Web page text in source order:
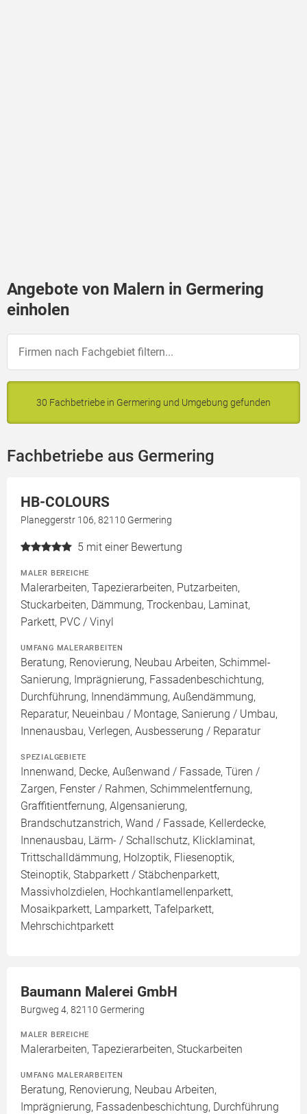
Angebote von Malern in Germering
einholen
30 Fachbetriebe in Germering und Umgebung gefunden
Fachbetriebe aus Germering
HB-COLOURS
Planeggerstr 106, 82110 Germering
5 mit einer Bewertung
MALER BEREICHE
Malerarbeiten, Tapezierarbeiten, Putzarbeiten,
Stuckarbeiten, Dämmung, Trockenbau, Laminat,
Parkett, PVC / Vinyl
UMFANG MALERARBEITEN
Beratung, Renovierung, Neubau Arbeiten, Schimmel-
Sanierung, Imprägnierung, Fassadenbeschichtung,
Durchführung, Innendämmung, Außendämmung,
Reparatur, Neueinbau / Montage, Sanierung / Umbau,
Innenausbau, Verlegen, Ausbesserung / Reparatur
SPEZIALGEBIETE
Innenwand, Decke, Außenwand / Fassade, Türen /
Zargen, Fenster / Rahmen, Schimmelentfernung,
Graffitientfernung, Algensanierung,
Brandschutzanstrich, Wand / Fassade, Kellerdecke,
Innenausbau, Lärm- / Schallschutz, Klicklaminat,
Trittschalldämmung, Holzoptik, Fliesenoptik,
Steinoptik, Stabparkett / Stäbchenparkett,
Massivholzdielen, Hochkantlamellenparkett,
Mosaikparkett, Lamparkett, Tafelparkett,
Mehrschichtparkett
Baumann Malerei GmbH
Burgweg 4, 82110 Germering
MALER BEREICHE
Malerarbeiten, Tapezierarbeiten, Stuckarbeiten
UMFANG MALERARBEITEN
Beratung, Renovierung, Neubau Arbeiten,
Imprägnierung, Fassadenbeschichtung, Durchführung